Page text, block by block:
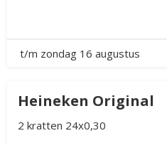
t/m zondag 16 augustus
Heineken Original
2 kratten 24x0,30